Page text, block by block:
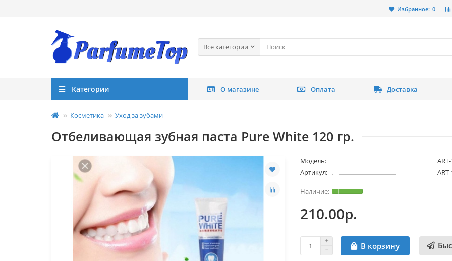
Избранное: 0
Все категории
Категории О магазине Оплата Доставка
Косметика Уход за зубами
Отбеливающая зубная паста Pure White 120 гр.
Модель:
Артикул:
210.00р.
В корзину